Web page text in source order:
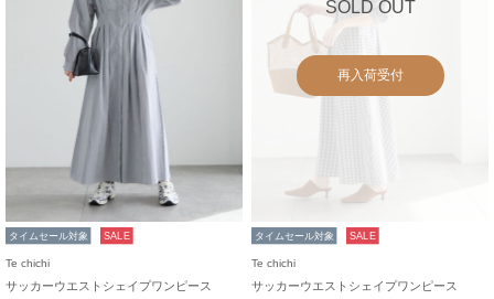
タイムセール対象 SALE
Te chichi
サッカーウエストシェイプワンピース
SOLD OUT
再入荷受付
タイムセール対象 SALE
Te chichi
サッカーウエストシェイプワンピース